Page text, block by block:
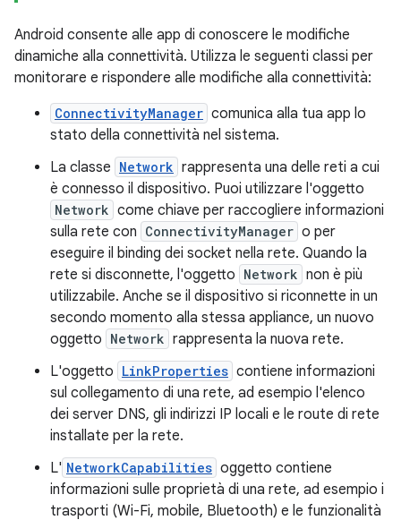
Android consente alle app di conoscere le modifiche
dinamiche alla connettività. Utilizza le seguenti classi per
monitorare e rispondere alle modifiche alla connettività:
ConnectivityManager comunica alla tua app lo
stato della connettività nel sistema.
La classe Network rappresenta una delle reti a cui
è connesso il dispositivo. Puoi utilizzare l'oggetto
Network come chiave per raccogliere informazioni
sulla rete con ConnectivityManager o per
eseguire il binding dei socket nella rete. Quando la
rete si disconnette, l'oggetto Network non è più
utilizzabile. Anche se il dispositivo si riconnette in un
secondo momento alla stessa appliance, un nuovo
oggetto Network rappresenta la nuova rete.
L'oggetto LinkProperties contiene informazioni
sul collegamento di una rete, ad esempio l'elenco
dei server DNS, gli indirizzi IP locali e le route di rete
installate per la rete.
L' NetworkCapabilities oggetto contiene
informazioni sulle proprietà di una rete, ad esempio i
trasporti (Wi-Fi, mobile, Bluetooth) e le funzionalità